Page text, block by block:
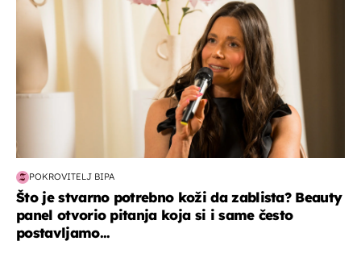
POKROVITELJ BIPA
Što je stvarno potrebno koži da zablista? Beauty
panel otvorio pitanja koja si i same često
postavljamo...